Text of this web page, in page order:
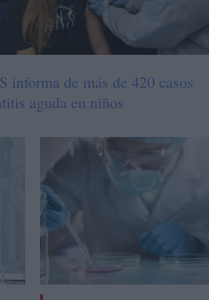
informa de más de 420 casos
aguda en niños